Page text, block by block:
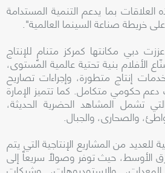
العلاقات بما يدعم التنمية المستدامة
خريطة صناعة السينما العالمية".
دبي مكانتها كمركز متنامٍ للإنتاج
الأفلام بنية تحتية عالمية المستوى،
إنتاج متطورة، وإجراءات تصاريح
حكومي متكامل. كما تتميز الإمارة
تشمل المشاهد الحضرية الحديثة،
والصحارى، والجبال.
من المشاريع الإنتاجية التي يتم
الأوسط، حيث توفر وصولاً سريعاً إلى